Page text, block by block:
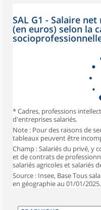
SAL G1 - Salaire
(en euros) selon la
* Cadres, professions
d'entreprises salariés.
Note : Pour des raisons de
tableaux peuvent être
Champ : Salariés du privé, y
et de contrats de
salariés agricoles et salariés
Source : Insee, Base Tous
en géographie au 01/01/2025.